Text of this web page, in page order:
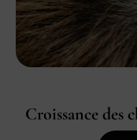
Croissance des